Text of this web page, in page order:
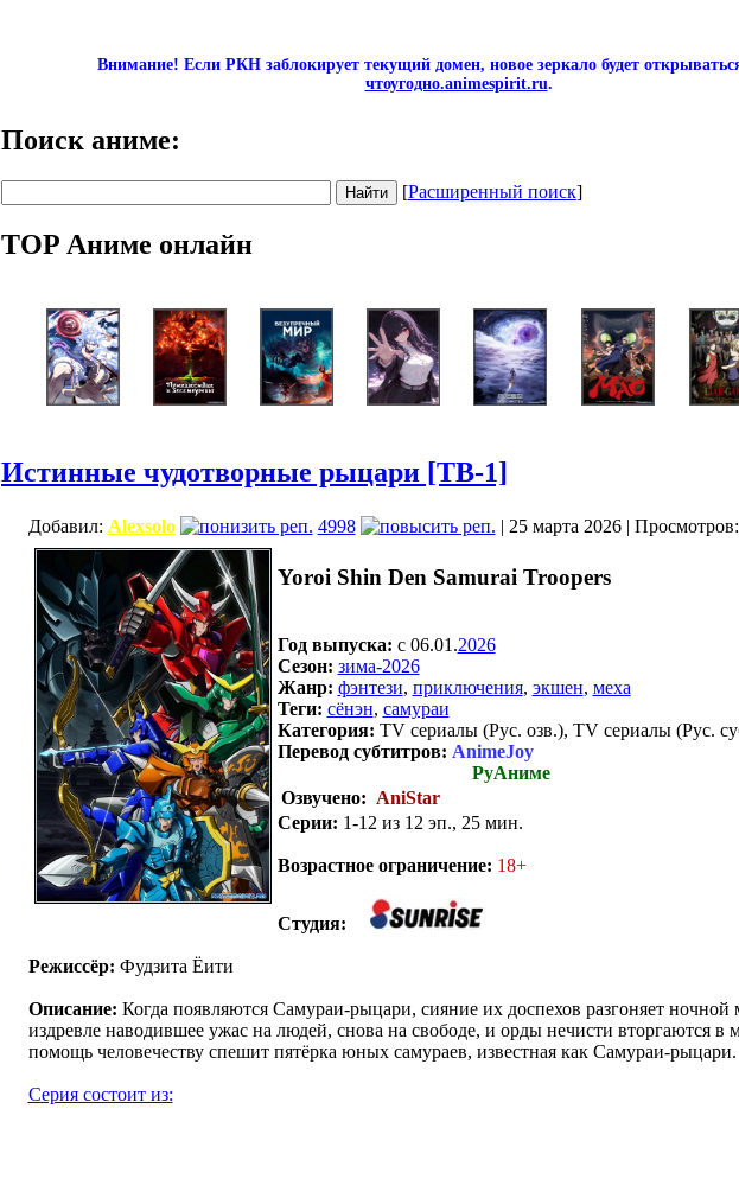
Внимание! Если РКН заблокирует текущий домен, новое зеркало будет
чтоугодно.animespirit.ru.
Поиск аниме:
[Расширенный поиск]
TOP Аниме онлайн
Истинные чудотворные рыцари [ТВ-1]
Добавил: Alexsolo 4998 | 25 марта 2026 |
Yoroi Shin Den Samurai Troopers
Год выпуска: c 06.01.2026
Сезон: зима-2026
Жанр: фэнтези, приключения, экшен, меха
Теги: сёнэн, самураи
Категория: TV сериалы (Рус. озв.), TV сериалы (Рус.
Перевод субтитров: AnimeJoy
РуАниме
Озвучено: AniStar
Серии: 1-12 из 12 эп., 25 мин.
Возрастное ограничение: 18+
Студия:
Режиссёр: Фудзита Ёити
Описание: Когда появляются Самураи-рыцари, сияние их доспехов разгоняет ночной
издревле наводившее ужас на людей, снова на свободе, и орды нечисти вторгаются в
помощь человечеству спешит пятёрка юных самураев, известная как Самураи-рыцари.
Серия состоит из: